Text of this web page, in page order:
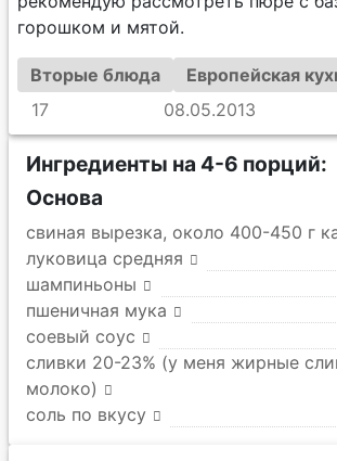
горошком и мятой.
Вторые блюда
Европейская
17
08.05.2013
Ингредиенты на 4-6 порций:
Основа
свиная вырезка, около 400-450 г
луковица средняя
шампиньоны
пшеничная мука
соевый соус
сливки 20-23% (у меня жирные
молоко)
соль по вкусу